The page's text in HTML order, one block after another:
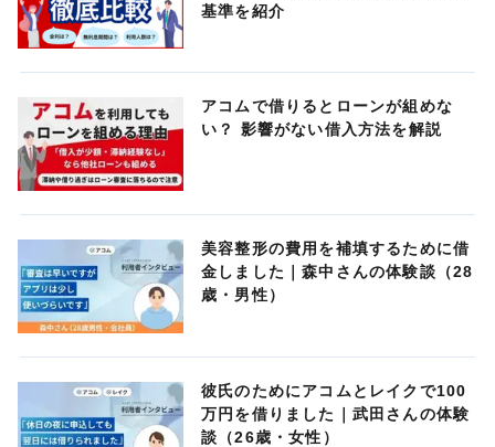
基準を紹介
アコムで借りるとローンが組めな
い？ 影響がない借入方法を解説
美容整形の費用を補填するために借
金しました｜森中さんの体験談（28
歳・男性）
彼氏のためにアコムとレイクで100
万円を借りました｜武田さんの体験
談（26歳・女性）